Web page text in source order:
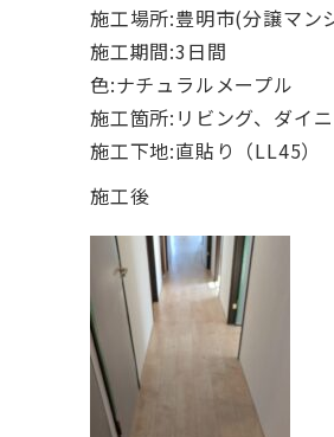
施工場所:豊明市(分譲マン
施工期間:3日間
色:ナチュラルメープル
施工箇所:リビング、ダイ
施工下地:直貼り（LL45）
施工後